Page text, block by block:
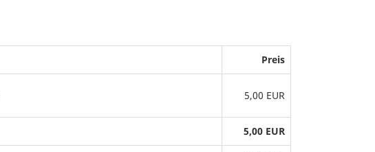
Preis
5,00 EUR
5,00 EUR